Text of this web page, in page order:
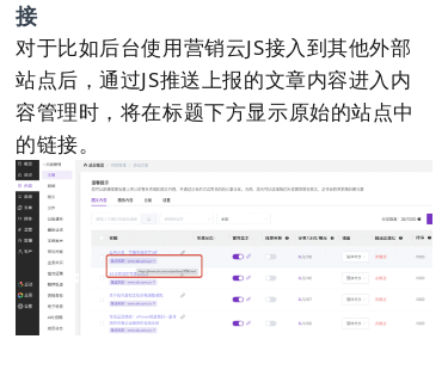
接
对于比如后台使用营销云JS接入到其他外部
站点后，通过JS推送上报的文章内容进入内
容管理时，将在标题下方显示原始的站点中
的链接。